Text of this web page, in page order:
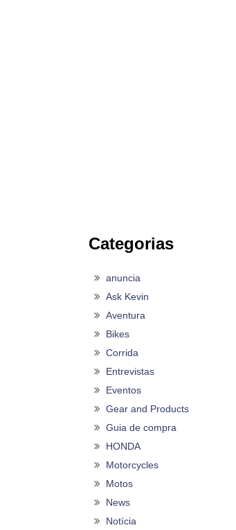
Categorias
anuncia
Ask Kevin
Aventura
Bikes
Corrida
Entrevistas
Eventos
Gear and Products
Guia de compra
HONDA
Motorcycles
Motos
News
Notícia